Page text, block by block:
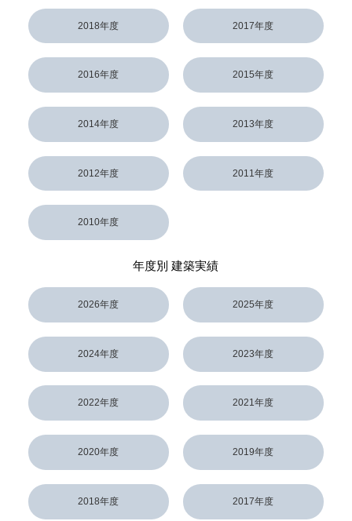
2018年度 2017年度
2016年度 2015年度
2014年度 2013年度
2012年度 2011年度
2010年度
年度別 建築実績
2026年度 2025年度
2024年度 2023年度
2022年度 2021年度
2020年度 2019年度
2018年度 2017年度